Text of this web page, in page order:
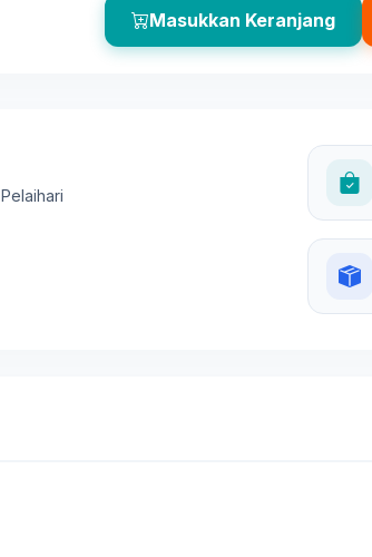
Masukkan Keranjang
Pelaihari